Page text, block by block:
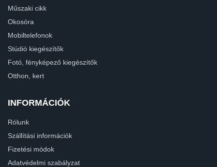
Műszaki cikk
Okosóra
Mobiltelefonok
Stúdió kiegészítők
Fotó, fényképező kiegészítők
Otthon, kert
INFORMÁCIÓK
Rólunk
Szállítási információk
Fizetési módok
Adatvédelmi szabályzat